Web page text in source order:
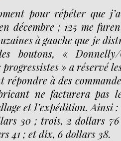
pour répéter que
décembre ; 125 me
à gauche que je
boutons, «
» a réservé
répondre à des
ne facturera pas
et l’expédition. Ainsi
30 ; trois, 2 dollars
41 ; et dix, 6 dollars 38.